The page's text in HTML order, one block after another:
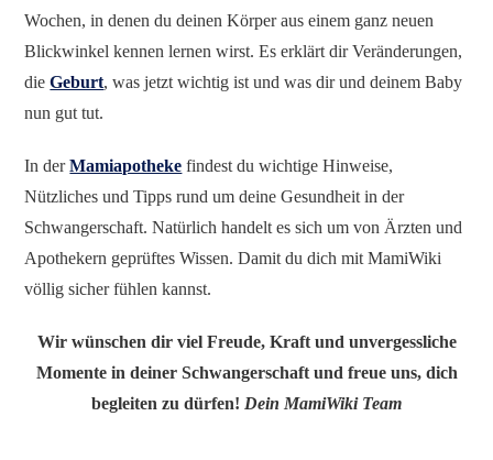
Wochen, in denen du deinen Körper aus einem ganz neuen
Blickwinkel kennen lernen wirst. Es erklärt dir Veränderungen,
dieGeburt, was jetzt wichtig ist und was dir und deinem Baby
nun gut tut.
In derMamiapotheke findest du wichtige Hinweise,
Nützliches und Tipps rund um deine Gesundheit in der
Schwangerschaft. Natürlich handelt es sich um von Ärzten und
Apothekern geprüftes Wissen. Damit du dich mit MamiWiki
völlig sicher fühlen kannst.
Wir wünschen dir viel Freude, Kraft und unvergessliche
Momente in deiner Schwangerschaft und freue uns, dich
begleiten zu dürfen! Dein MamiWiki Team